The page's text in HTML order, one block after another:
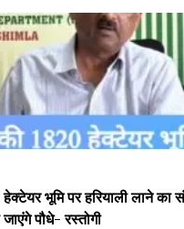
भूमि पर हरियाली लाने
पौधे- रस्तोगी